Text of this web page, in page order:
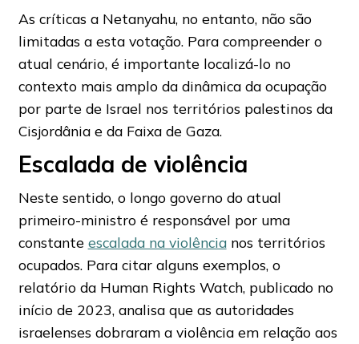
As críticas a Netanyahu, no entanto, não são
limitadas a esta votação. Para compreender o
atual cenário, é importante localizá-lo no
contexto mais amplo da dinâmica da ocupação
por parte de Israel nos territórios palestinos da
Cisjordânia e da Faixa de Gaza.
Escalada de violência
Neste sentido, o longo governo do atual
primeiro-ministro é responsável por uma
constante escalada na violêncianos territórios
ocupados. Para citar alguns exemplos, o
relatório da Human Rights Watch, publicado no
início de 2023, analisa que as autoridades
israelenses dobraram a violência em relação aos